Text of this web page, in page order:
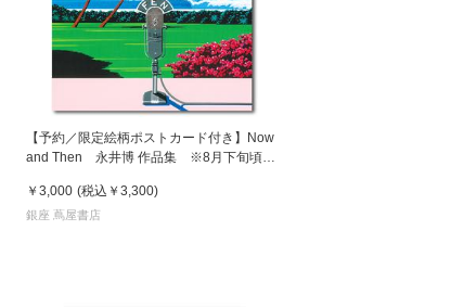
【予約／限定絵柄ポストカード付き】Now
and Then 永井博 作品集 ※8月下旬頃の
￥3,000 (税込 ￥3,300)
銀座 蔦屋書店